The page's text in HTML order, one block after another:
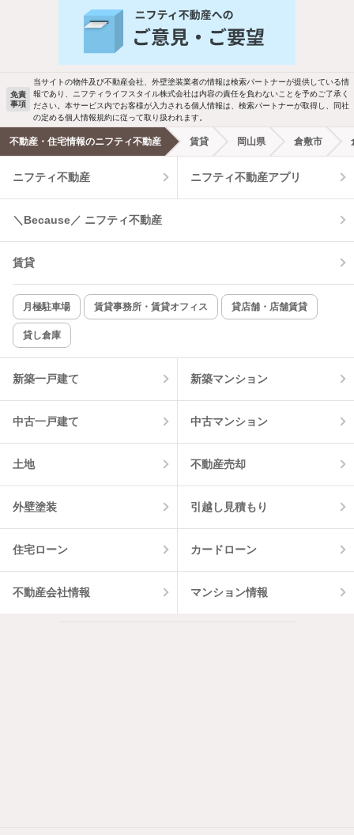
免責
事項
当サイトの物件及び不動産会社、外壁塗装業者の情報は検索パートナーが提供している情
報であり、ニフティライフスタイル株式会社は内容の責任を負わないことを予めご了承く
ださい。本サービス内でお客様が入力される個人情報は、検索パートナーが取得し、同社
の定める個人情報規約に従って取り扱われます。
不動産・住宅情報のニフティ不動産 賃貸 岡山県 倉敷市
ニフティ不動産 ニフティ不動産アプリ
＼Because／ ニフティ不動産
賃貸
月極駐車場 賃貸事務所・賃貸オフィス 貸店舗・店舗賃貸
貸し倉庫
新築一戸建て 新築マンション
中古一戸建て 中古マンション
土地 不動産売却
外壁塗装 引越し見積もり
住宅ローン カードローン
不動産会社情報 マンション情報